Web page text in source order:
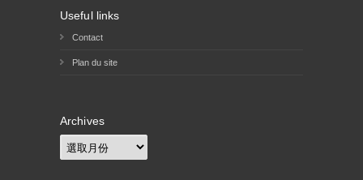
Useful links
Contact
Plan du site
Archives
Archives